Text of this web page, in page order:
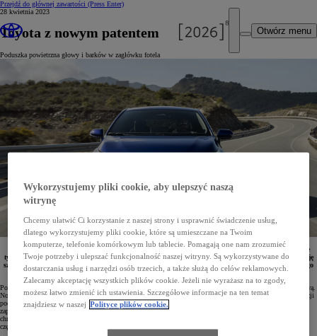
Przejdź do głównej zawartości (Press Enter)
Otwórz menu
28 kwietnia 2023
Toyota z nowym patentem
Poduszka powietrzna głowy i barków w zagłówku fotela
Toyota opracowuje nowy projekt poduszki powietrznej otaczającej górną część ciała. Będzie ona nie
tylko chroniła głowę pasażera przed obrażeniami, ale także osłoni jego twarz oraz zadba o stabilizację
szyi i barków w przypadku kolizji. Odpowiedni wniosek już został zgłoszony do Urzędu Patentowego
i Znaków Towarowych Stanów Zjednoczonych.
Poduszki powietrzne, które są stosowane obecnie, chronią przed obrażeniami głównie głowę i klatkę piersiową.
Nowy projekt Toyoty zakłada bardziej kompleksową osłonę wokół górnej części ciała pasażera. Podczas kolizji
poduszka ma utrzymywać głowę pasażera w stabilnej pozycji, w jednej linii z górną częścią tułowia,
zapobiegając jej skręcaniu czy gwałtownym ruchom na boki. W rezultacie głowa, szyja i barki będą lepiej
chronione podczas zderzeń bocznych. Również uderzenia pod skosem będą miały niewielki wpływ na górną
część kręgosłupa.
Wykorzystujemy pliki cookie, aby ulepszyć naszą
witrynę
Chcemy ułatwić Ci korzystanie z naszej strony i usprawnić świadczenie usług,
dlatego wykorzystujemy pliki cookie, które są umieszczane na Twoim
komputerze, telefonie komórkowym lub tablecie. Pomagają one nam zrozumieć
Twoje potrzeby i ulepszać funkcjonalność naszej witryny. Są wykorzystywane do
dostarczania usług i narzędzi osób trzecich, a także służą do celów reklamowych.
Zalecamy akceptację wszystkich plików cookie. Jeżeli nie wyrażasz na to zgody,
możesz łatwo zmienić ich ustawienia. Szczegółowe informacje na ten temat
znajdziesz w naszej Polityce plików cookie.